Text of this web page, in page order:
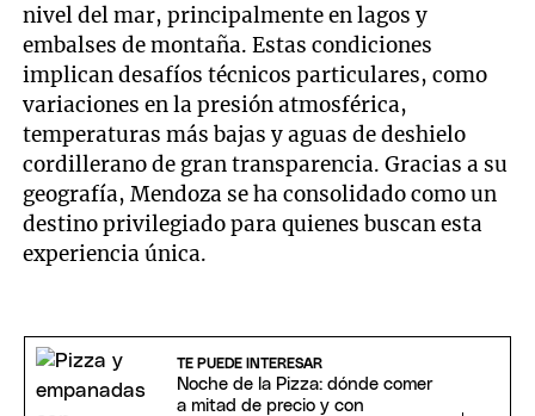
nivel del mar, principalmente en lagos y
embalses de montaña. Estas condiciones
implican desafíos técnicos particulares, como
variaciones en la presión atmosférica,
temperaturas más bajas y aguas de deshielo
cordillerano de gran transparencia. Gracias a su
geografía, Mendoza se ha consolidado como un
destino privilegiado para quienes buscan esta
experiencia única.
TE PUEDE INTERESAR
Noche de la Pizza: dónde comer
a mitad de precio y con